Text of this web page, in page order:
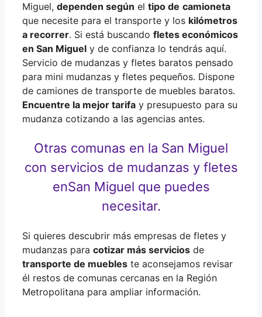
Miguel, dependen según el tipo de camioneta
que necesite para el transporte y los kilómetros
a recorrer. Si está buscando fletes económicos
en San Miguel y de confianza lo tendrás aquí.
Servicio de mudanzas y fletes baratos pensado
para mini mudanzas y fletes pequeños. Dispone
de camiones de transporte de muebles baratos.
Encuentre la mejor tarifa y presupuesto para su
mudanza cotizando a las agencias antes.
Otras comunas en la San Miguel
con servicios de mudanzas y fletes
enSan Miguel que puedes
necesitar.
Si quieres descubrir más empresas de fletes y
mudanzas para cotizar más servicios de
transporte de muebles te aconsejamos revisar
él restos de comunas cercanas en la Región
Metropolitana para ampliar información.